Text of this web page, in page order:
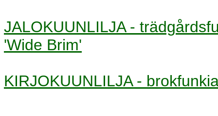
JALOKUUNLILJA -
'Wide Brim'
KIRJOKUUNLILJA -